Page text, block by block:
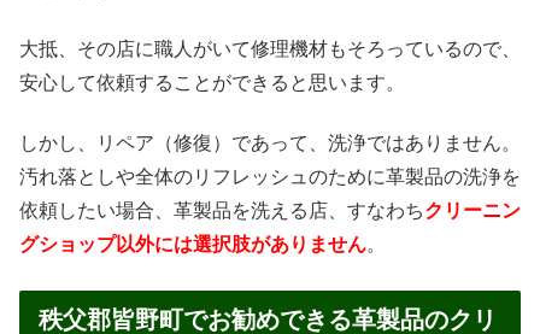
大抵、その店に職人がいて修理機材もそろっているので、
安心して依頼することができると思います。
しかし、リペア（修復）であって、洗浄ではありません。
汚れ落としや全体のリフレッシュのために革製品の洗浄を
依頼したい場合、革製品を洗える店、すなわちクリーニン
グショップ以外には選択肢がありません。
秩父郡皆野町でお勧めできる革製品のクリ